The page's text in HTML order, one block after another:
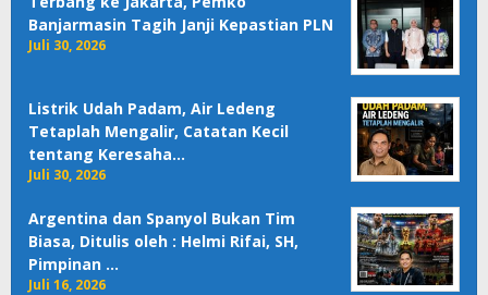
Banjarmasin Tagih Janji Kepastian PLN
Juli 30, 2026
Listrik Udah Padam, Air Ledeng
Tetaplah Mengalir, Catatan Kecil
tentang Keresaha…
Juli 30, 2026
Argentina dan Spanyol Bukan Tim
Biasa, Ditulis oleh : Helmi Rifai, SH,
Pimpinan …
Juli 16, 2026